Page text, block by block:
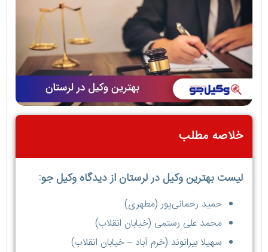
خلاصه مطلب
لیست بهترین وکیل در لرستان از دیدگاه وکیل جو:
حمید رحمانی‌پور (مطهری)
محمد علی رستمی (خیابان انقلاب)
سهیلا بیرانوند (خرم آباد – خیابان انقلاب)